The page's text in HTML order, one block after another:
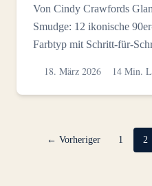
Von Cindy Crawfords
Smudge: 12 ikonische
Farbtyp mit Schritt-für-
18. März 2026 14 Min.
← Vorheriger 1 2